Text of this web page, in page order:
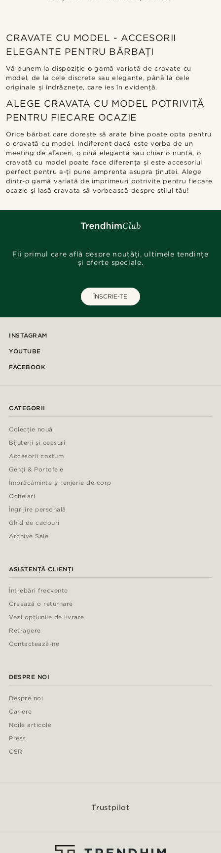
CRAVATE CU MODEL - ACCESORII
ELEGANTE PENTRU BĂRBAȚI
Vă punem la dispoziție o gamă variată de cravate cu
model, de la cele discrete sau elegante, până la cele
originale și îndrăznețe, care ies în evidență.
ALEGE CRAVATA CU MODEL POTRIVITĂ
PENTRU FIECARE OCAZIE
Orice bărbat care dorește să arate bine poate opta pentru
o cravată cu model. Indiferent dacă este vorba de un
meeting de afaceri, o cină elegantă sau chiar o nuntă, o
cravată cu model poate face diferența și este accesoriul
perfect pentru a-ți pune amprenta asupra ținutei. Alege
dintr-o gamă variată de imprimeuri potrivite pentru fiecare
ocazie și lasă cravata să vorbească despre stilul tău!
Fii primul care află despre noutăți, ultimele tendințe
și oferte speciale.
ÎNSCRIE-TE
INSTAGRAM
YOUTUBE
FACEBOOK
CATEGORII
Colecție nouă
Bijuterii și ceasuri
Accesorii costum
Genți & Portofele
Îmbrăcăminte și lenjerie de corp
Ochelari
Îngrijire personală
Ghid de cadouri
Archive Sale
ASISTENȚĂ CLIENȚI
Întrebări frecvente
Creează o returnare
Vezi opțiunile de livrare
Retragere
Contactează-ne
DESPRE NOI
Despre noi
Cariere
Noile articole
Press
CSR
Trustpilot